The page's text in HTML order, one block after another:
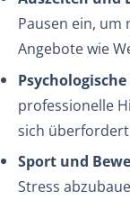
Pausen ein, um
Angebote wie
professionelle
sich
Sport und
Stress